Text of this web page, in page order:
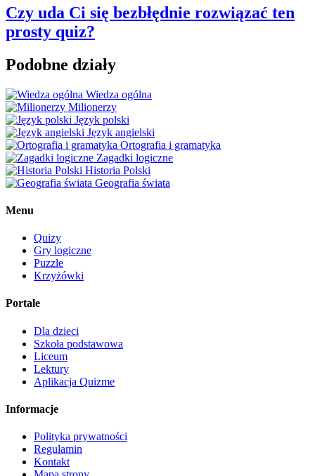
Czy uda Ci się bezbłędnie rozwiązać ten
prosty quiz?
Podobne działy
Wiedza ogólna
Milionerzy
Język polski
Język angielski
Ortografia i gramatyka
Zagadki logiczne
Historia Polski
Geografia świata
Menu
Quizy
Gry logiczne
Puzzle
Krzyżówki
Portale
Dla dzieci
Szkoła podstawowa
Liceum
Lektury
Aplikacja Quizme
Informacje
Polityka prywatności
Regulamin
Kontakt